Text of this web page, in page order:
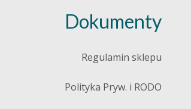
Dokumenty
Regulamin sklepu
Polityka Pryw. i RODO